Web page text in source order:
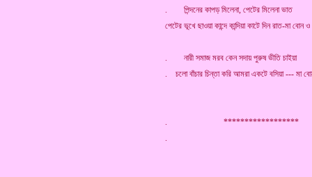
. পিন্দনের কাপড় মিলেনা, পেটের মিলেনা ভাত
পেটের ভূখে ছাওয়া কান্দে কান্দিয়া কাটে দিন রাত-মা বোন ও
. নারী সমাজ মরব কেন সদায় পুরুষ ভীতি চাইয়া
. চলো বাঁচার চিন্তা করি আমরা একটে বসিয়া --- মা
. ******************